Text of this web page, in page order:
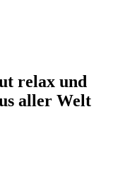
relax und
aller Welt